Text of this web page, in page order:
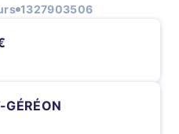
1327903506